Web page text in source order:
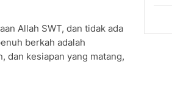
Allah SWT, dan tidak ada
berkah adalah
dan kesiapan yang matang,